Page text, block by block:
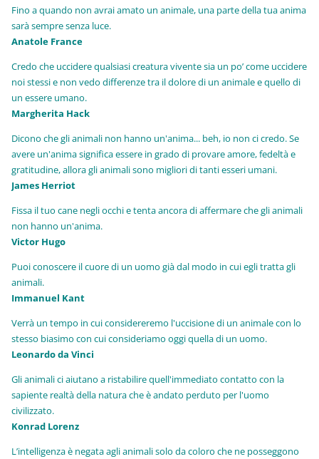
Fino a quando non avrai amato un animale, una parte della tua anima
sarà sempre senza luce.
Anatole France
Credo che uccidere qualsiasi creatura vivente sia un po’ come uccidere
noi stessi e non vedo differenze tra il dolore di un animale e quello di
un essere umano.
Margherita Hack
Dicono che gli animali non hanno un'anima... beh, io non ci credo. Se
avere un'anima significa essere in grado di provare amore, fedeltà e
gratitudine, allora gli animali sono migliori di tanti esseri umani.
James Herriot
Fissa il tuo cane negli occhi e tenta ancora di affermare che gli animali
non hanno un'anima.
Victor Hugo
Puoi conoscere il cuore di un uomo già dal modo in cui egli tratta gli
animali.
Immanuel Kant
Verrà un tempo in cui considereremo l'uccisione di un animale con lo
stesso biasimo con cui consideriamo oggi quella di un uomo.
Leonardo da Vinci
Gli animali ci aiutano a ristabilire quell'immediato contatto con la
sapiente realtà della natura che è andato perduto per l'uomo
civilizzato.
Konrad Lorenz
L’intelligenza è negata agli animali solo da coloro che ne posseggono